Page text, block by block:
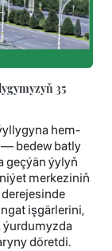
35
hem-
— bedew batly
geçýän ýylyň
merkeziniň
işgärlerini,
ýurdumyzda
döretdi.